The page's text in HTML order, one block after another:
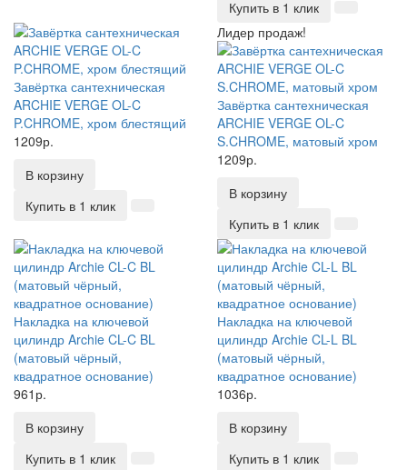
Купить в 1 клик
Завёртка сантехническая
ARCHIE VERGE OL-C
P.CHROME, хром блестящий
1209р.
В корзину
Купить в 1 клик
Лидер продаж!
Завёртка сантехническая
ARCHIE VERGE OL-C
S.CHROME, матовый хром
1209р.
В корзину
Купить в 1 клик
Накладка на ключевой
цилиндр Archie CL-C BL
(матовый чёрный,
квадратное основание)
961р.
В корзину
Купить в 1 клик
Накладка на ключевой
цилиндр Archie CL-L BL
(матовый чёрный,
квадратное основание)
1036р.
В корзину
Купить в 1 клик